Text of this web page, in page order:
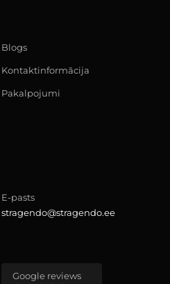
Blogs
Kontaktinformācija
Pakalpojumi
E-pasts
stragendo@stragendo.ee
Google reviews